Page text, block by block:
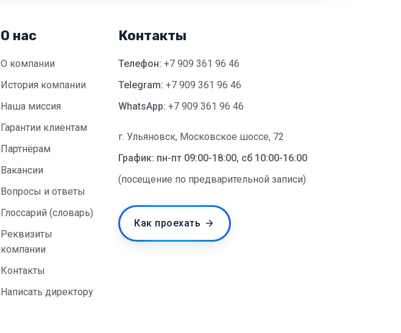
О нас
О компании
История компании
Наша миссия
Гарантии клиентам
Партнёрам
Вакансии
Вопросы и ответы
Глоссарий (словарь)
Реквизиты
компании
Контакты
Написать директору
Контакты
Телефон: +7 909 361 96 46
Telegram: +7 909 361 96 46
WhatsApp: +7 909 361 96 46
г. Ульяновск, Московское шоссе, 72
График: пн-пт 09:00-18:00, сб 10:00-16:00
(посещение по предварительной записи)
Как проехать